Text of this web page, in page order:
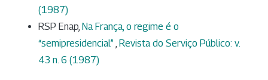
(1987)
RSP Enap, Na França, o regime é o
“semipresidencial” , Revista do Serviço Público: v.
43 n. 6 (1987)